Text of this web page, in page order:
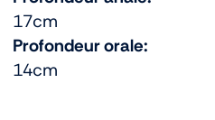
17cm
Profondeur orale:
14cm